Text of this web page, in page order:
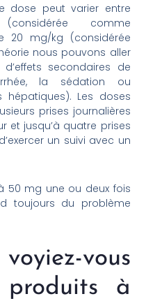
dose peut varier entre
comme
20 mg/kg (considérée
nous pouvons aller
secondaires de
la sédation ou
hépatiques). Les doses
prises journalières
et jusqu’à quatre prises
un suivi avec un
50 mg une ou deux fois
toujours du problème
vous
produits à